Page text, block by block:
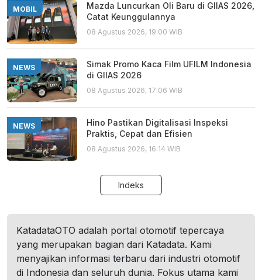
MOBIL
Mazda Luncurkan Oli Baru di GIIAS 2026,
Catat Keunggulannya
08 Agustus 2026, 19:00 WIB
NEWS
Simak Promo Kaca Film UFILM Indonesia
di GIIAS 2026
08 Agustus 2026, 17:06 WIB
NEWS
Hino Pastikan Digitalisasi Inspeksi
Praktis, Cepat dan Efisien
08 Agustus 2026, 16:14 WIB
Indeks
KatadataOTO adalah portal otomotif tepercaya
yang merupakan bagian dari Katadata. Kami
menyajikan informasi terbaru dari industri otomotif
di Indonesia dan seluruh dunia. Fokus utama kami